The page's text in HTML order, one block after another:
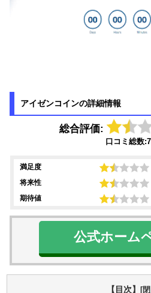
アイゼンコインの詳細情報
総合評価:
口コミ総数
満足度
将来性
期待値
公式ホーム
【目次】